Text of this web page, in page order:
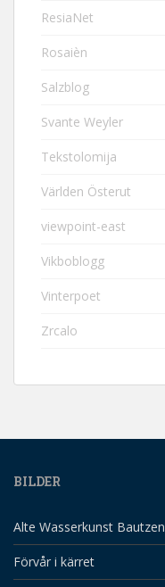
ResiaNet
Rosaièn
Salzblog
Svante Weyler
Tekstolomija
Världen Österut
viewpoint-east
Vikboblogg
Vinterpoet
Zrcalo
BILDER
Alte Wasserkunst Bautzen
Förvår i kärret